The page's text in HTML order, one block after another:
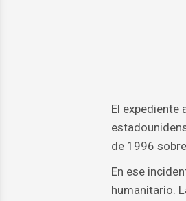
El expediente
de 1996
En ese
humanitario.